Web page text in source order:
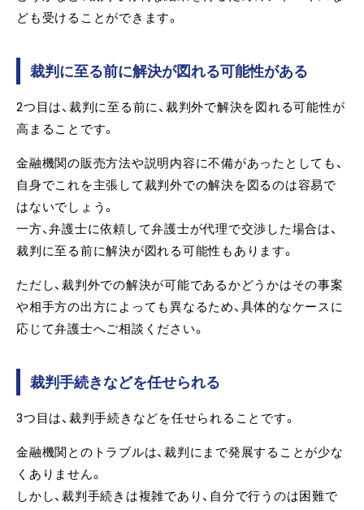
ども受けることができます。
裁判に至る前に解決が図れる可能性がある
2つ目は、裁判に至る前に、裁判外で解決を図れる可能性が
高まることです。
金融機関の販売方法や説明内容に不備があったとしても、
自身でこれを主張して裁判外での解決を図るのは容易で
はないでしょう。
一方、弁護士に依頼して弁護士が代理で交渉した場合は、
裁判に至る前に解決が図れる可能性もあります。
ただし、裁判外での解決が可能であるかどうかはその事案
や相手方の出方によっても異なるため、具体的なケースに
応じて弁護士へご相談ください。
裁判手続きなどを任せられる
3つ目は、裁判手続きなどを任せられることです。
金融機関とのトラブルは、裁判にまで発展することが少な
くありません。
しかし、裁判手続きは複雑であり、自分で行うのは困難で